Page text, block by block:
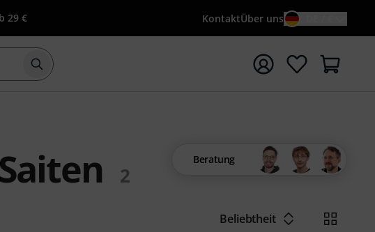
29 € KontaktÜber uns
Suche mit Suchwort {searchTerm} starten
2
Beratung
Beliebtheit